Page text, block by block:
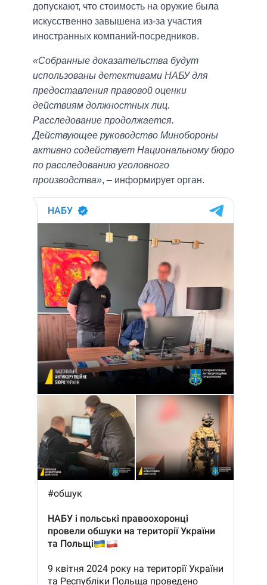
допускают, что стоимость на оружие была
искусственно завышена из-за участия
иностранных компаний-посредников.
«Собранные доказательства будут
использованы детективами НАБУ для
предоставления правовой оценки
действиям должностных лиц.
Расследование продолжается.
Действующее руководство Минобороны
активно содействует Национальному бюро
по расследованию уголовного
производства», – информирует орган.